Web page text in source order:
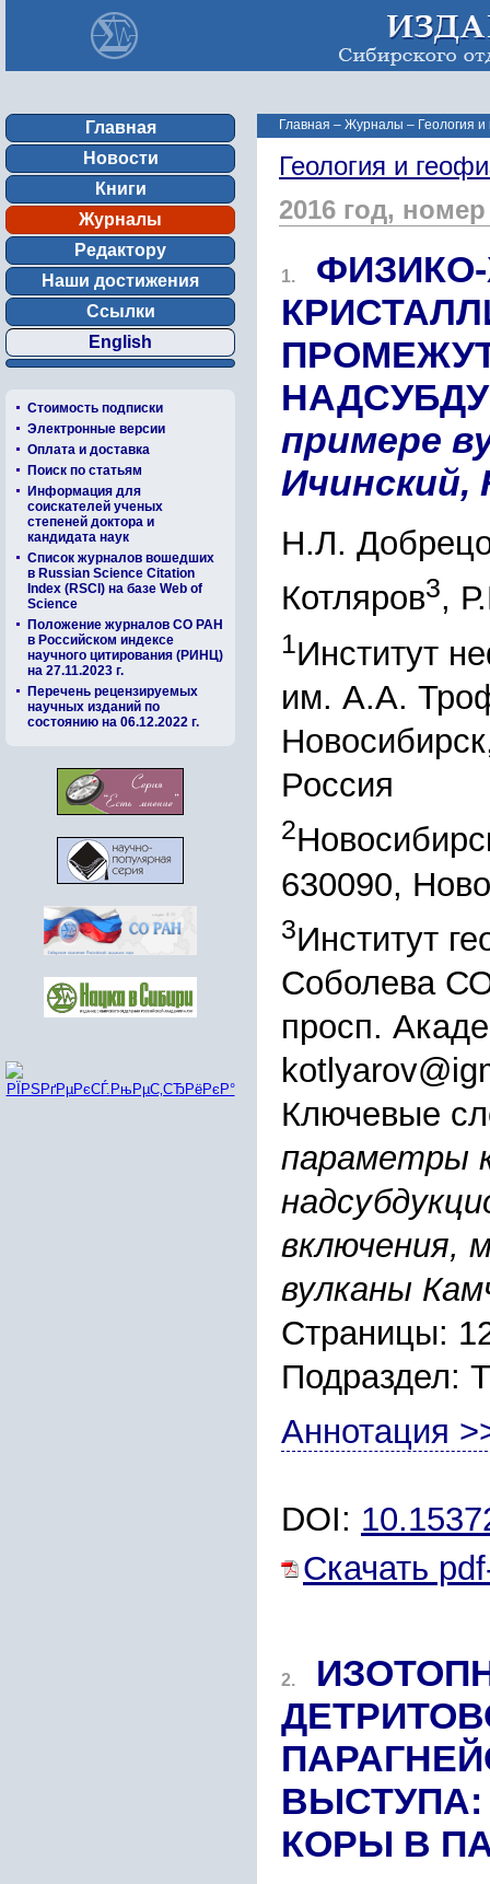
Главная
Новости
Книги
Журналы
Редактору
Наши достижения
Ссылки
English
Стоимость подписки
Электронные версии
Оплата и доставка
Поиск по статьям
Информация для
соискателей ученых
степеней доктора и
кандидата наук
Список журналов вошедших
в Russian Science Citation
Index (RSCI) на базе Web of
Science
Положение журналов СО РАН
в Российском индексе
научного цитирования (РИНЦ)
на 27.11.2023 г.
Перечень рецензируемых
научных изданий по
состоянию на 06.12.2022 г.
Главная – Журналы – Геология
Геология и
2016 год,
1.
примере
Ичинский,
Н.Л.
Котляров3,
1Институт
им. А.А.
Россия
2
630090,
3Институт
Соболева
просп.
Ключевые
параметры
включения,
вулканы
Страницы:
Аннотация
DOI:
Скачать
2.
ВЫСТУПА:
КОРЫ В